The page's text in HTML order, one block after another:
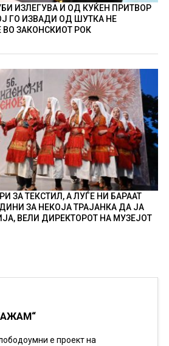
ИЗЛЕГУВА И ОД КУЌЕН ПРИТВОР
ГО ИЗВАДИ ОД ШУТКА НЕ
ЗАКОНСКИОТ РОК
ЗА ТЕКСТИЛ, А ЛУЃЕ НИ БАРААТ
ЗА НЕКОЈА ТРАЈАНКА ДА ЈА
ВЕЛИ ДИРЕКТОРОТ НА МУЗЕЈОТ
е проект на